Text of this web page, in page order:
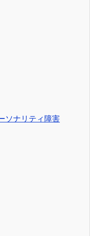
ソナリティ障害